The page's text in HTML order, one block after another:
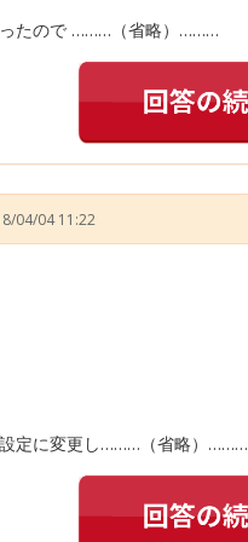
ったので ………（省略）………
04/04 11:22
設定に変更し………（省略）………